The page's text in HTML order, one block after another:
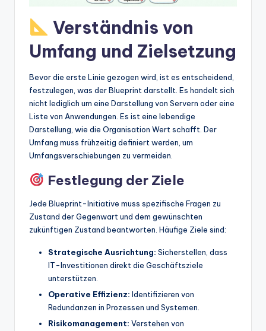
tr
U
p
d
Verständnis von
Umfang und Zielsetzung
Bevor die erste Linie gezogen wird, ist es entscheidend,
festzulegen, was der Blueprint darstellt. Es handelt sich
nicht lediglich um eine Darstellung von Servern oder eine
Liste von Anwendungen. Es ist eine lebendige
Darstellung, wie die Organisation Wert schafft. Der
Umfang muss frühzeitig definiert werden, um
Umfangsverschiebungen zu vermeiden.
Festlegung der Ziele
Jede Blueprint-Initiative muss spezifische Fragen zu
Zustand der Gegenwart und dem gewünschten
zukünftigen Zustand beantworten. Häufige Ziele sind:
Strategische Ausrichtung: Sicherstellen, dass
IT-Investitionen direkt die Geschäftsziele
unterstützen.
Operative Effizienz: Identifizieren von
Redundanzen in Prozessen und Systemen.
Risikomanagement: Verstehen von